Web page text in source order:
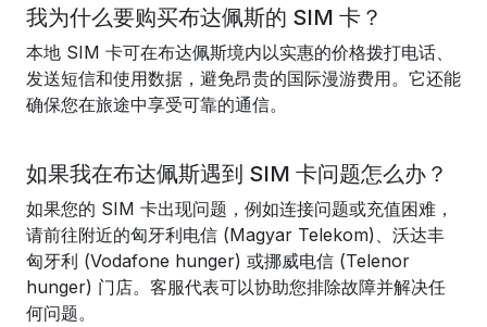
我为什么要购买布达佩斯的 SIM 卡？
本地 SIM 卡可在布达佩斯境内以实惠的价格拨打电话、
发送短信和使用数据，避免昂贵的国际漫游费用。它还能
确保您在旅途中享受可靠的通信。
如果我在布达佩斯遇到 SIM 卡问题怎么办？
如果您的 SIM 卡出现问题，例如连接问题或充值困难，
请前往附近的匈牙利电信 (Magyar Telekom)、沃达丰
匈牙利 (Vodafone hunger) 或挪威电信 (Telenor
hunger) 门店。客服代表可以协助您排除故障并解决任
何问题。